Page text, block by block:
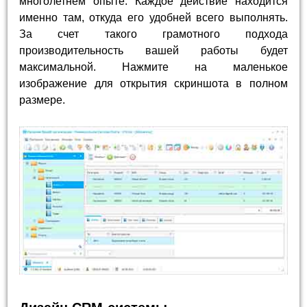
именно там, откуда его удобней всего выполнять.
За счет такого грамотного подхода
производительность вашей работы будет
максимальной. Нажмите на маленькое
изображение для открытия скриншота в полном
размере.